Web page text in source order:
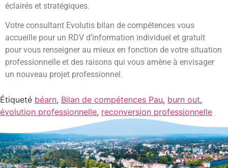
éclairés et stratégiques.
Votre consultant Evolutis bilan de compétences vous
accueille pour un RDV d’information individuel et gratuit
pour vous renseigner au mieux en fonction de votre situation
professionnelle et des raisons qui vous amène à envisager
un nouveau projet professionnel.
Étiqueté béarn, Bilan de compétences Pau, burn out,
évolution professionnelle, reconversion professionnelle